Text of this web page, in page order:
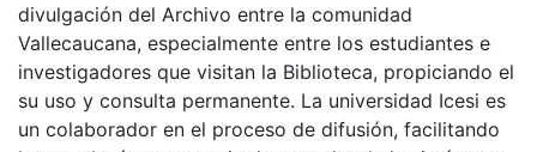
divulgación del Archivo entre la comunidad
Vallecaucana, especialmente entre los estudiantes e
investigadores que visitan la Biblioteca, propiciando el
su uso y consulta permanente. La universidad Icesi es
un colaborador en el proceso de difusión, facilitando